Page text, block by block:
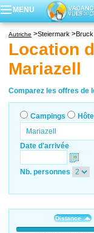
MENU
Autriche Steiermark
Location
Mariazell
Comparez les offres de
Campings
Date d'arrivée
Nb. personnes
Distance